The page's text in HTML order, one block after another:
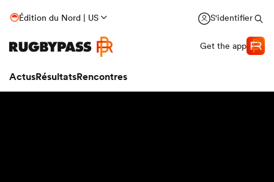
Édition du Nord | US S'identifier
Get the app
ActusRésultatsRencontres